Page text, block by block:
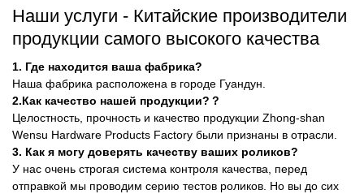
Наши услуги - Китайские производители
продукции самого высокого качества
1. Где находится ваша фабрика?
Наша фабрика расположена в городе Гуандун.
2.Как качество нашей продукции?？
Целостность, прочность и качество продукции Zhong-shan
Wensu Hardware Products Factory были признаны в отрасли.
3. Как я могу доверять качеству ваших роликов?
У нас очень строгая система контроля качества, перед
отправкой мы проводим серию тестов роликов. Но вы до сих